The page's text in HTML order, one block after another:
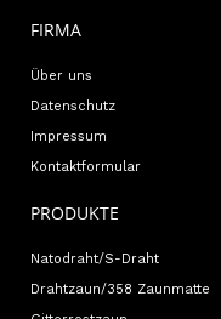
FIRMA
Über uns
Datenschutz
Impressum
Kontaktformular
PRODUKTE
Natodraht/S-Draht
Drahtzaun/358 Zaunmatte